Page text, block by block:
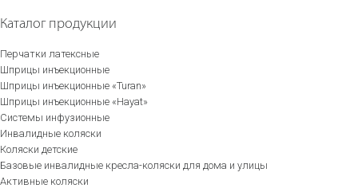
Каталог продукции
Перчатки латексные
Шприцы инъекционные
Шприцы инъекционные «Turan»
Шприцы инъекционные «Hayat»
Системы инфузионные
Инвалидные коляски
Коляски детские
Базовые инвалидные кресла-коляски для дома и улицы
Активные коляски